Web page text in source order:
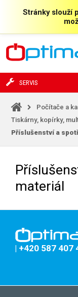
Stránky slouží
SERVIS
Počítače a
Tiskárny, kopírky,
Příslušenství a
materiál
| +420 587 407